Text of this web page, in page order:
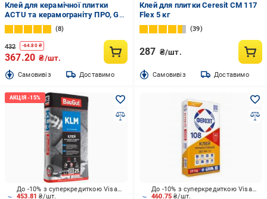
Клей для керамічної плитки
ACTU та керамограніту ПРО, GT-
X, 25 кг
8
432 -64.80₴
367.20 ₴/шт.
Cамовивіз Доставимо
Клей для плитки Ceresit CM 117
Flex 5 кг
39
287 ₴/шт.
Cамовивіз Доставимо
453.81₴/шт.
До -10% з суперкредиткою Visa Вигода
460.75₴/шт.
До -10% з суперкредиткою Visa Вигода